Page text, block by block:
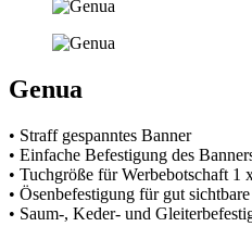
Genua
• Straff gespanntes Banner
• Einfache Befestigung des
• Tuchgröße für Werbebotschaft 1
• Ösenbefestigung für gut
• Saum-, Keder- und